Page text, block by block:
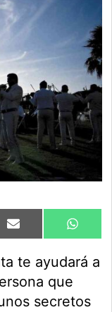
Compartir
en
Email
en
te ayudará a
que
secretos